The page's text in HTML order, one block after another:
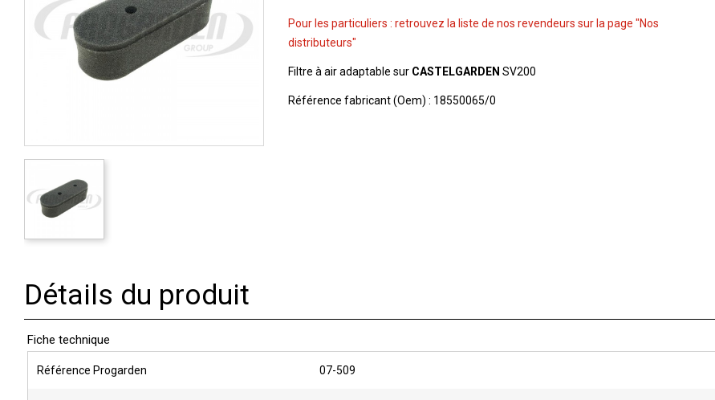
Pour les particuliers : retrouvez la liste de nos revendeurs sur la page "Nos
distributeurs"
Filtre à air adaptable sur CASTELGARDEN SV200
Référence fabricant (Oem) : 18550065/0
Détails du produit
Fiche technique
Référence Progarden 07-509